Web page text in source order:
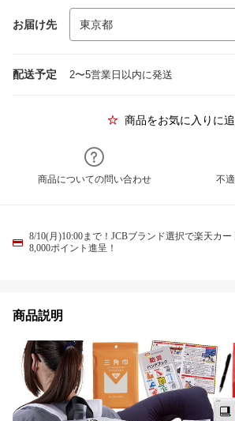
お届け先
配送予定 2〜5営業日以内に発送
商品をお気に入りに
商品についての問い合わせ 不
8/10(月)10:00まで！JCBブランド選択で楽天カ
8,000ポイント進呈！
商品説明